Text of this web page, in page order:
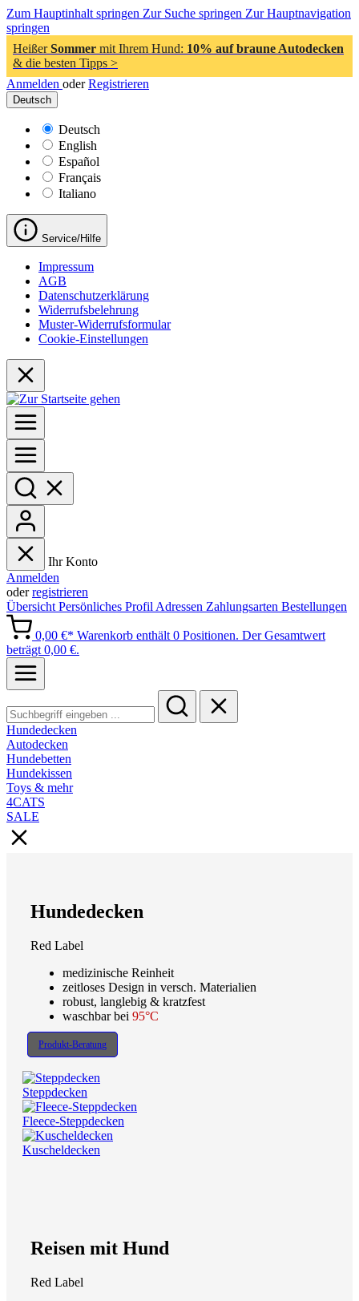
Zum Hauptinhalt springen Zur Suche springen Zur Hauptnavigation
springen
HeißerSommer mit Ihrem Hund: 10% auf braune Autodecken
& die besten Tipps >
Anmelden oder Registrieren
Deutsch
Deutsch
English
Español
Français
Italiano
Service/Hilfe
Impressum
AGB
Datenschutzerklärung
Widerrufsbelehrung
Muster-Widerrufsformular
Cookie-Einstellungen
Ihr Konto
Anmelden
oderregistrieren
Übersicht Persönliches Profil Adressen Zahlungsarten Bestellungen
0,00 €* Warenkorb enthält 0 Positionen. Der Gesamtwert
beträgt 0,00 €.
Hundedecken
Autodecken
Hundebetten
Hundekissen
Toys & mehr
4CATS
SALE
Hundedecken
Red Label
medizinische Reinheit
zeitloses Design in versch. Materialien
robust, langlebig & kratzfest
waschbar bei 95°C
Produkt-Beratung
Steppdecken
Fleece-Steppdecken
Kuscheldecken
Reisen mit Hund
Red Label